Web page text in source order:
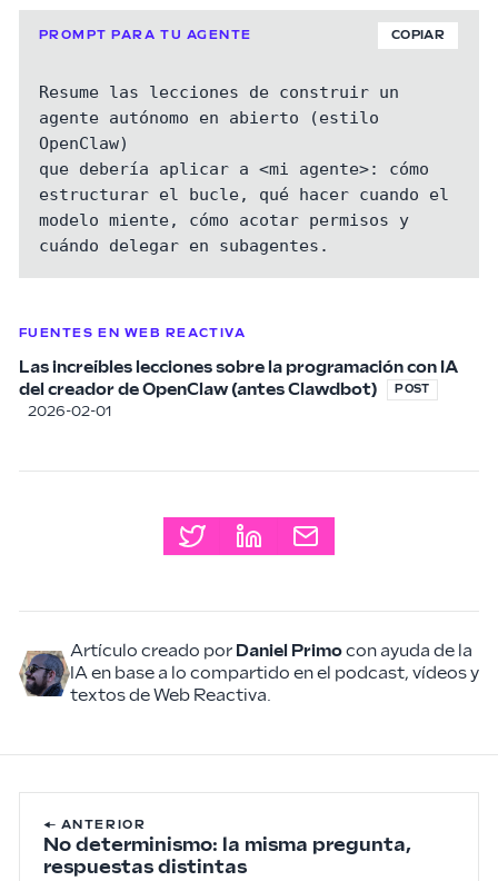
PROMPT PARA TU AGENTE COPIAR
Resume las lecciones de construir un
agente autónomo en abierto (estilo
OpenClaw)
que debería aplicar a <mi agente>: cómo
estructurar el bucle, qué hacer cuando el
modelo miente, cómo acotar permisos y
cuándo delegar en subagentes.
FUENTES EN WEB REACTIVA
Las increíbles lecciones sobre la programación con IA
del creador de OpenClaw (antes Clawdbot)
POST
2026-02-01
Artículo creado por Daniel Primocon ayuda de la
IA en base a lo compartido en el podcast, vídeos y
textos de Web Reactiva.
← ANTERIOR
No determinismo: la misma pregunta,
respuestas distintas